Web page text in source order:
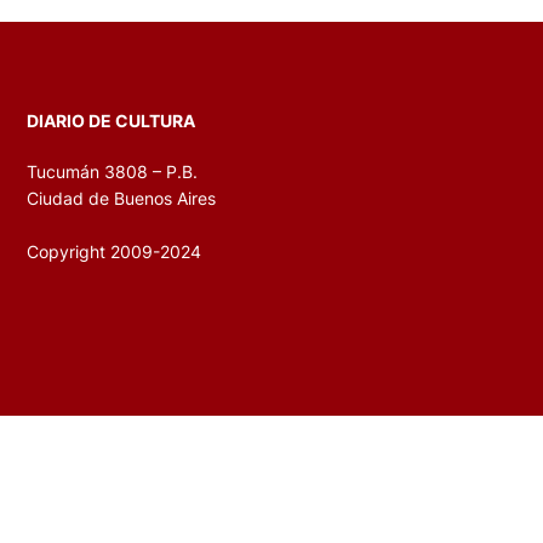
DIARIO DE CULTURA
Tucumán 3808 – P.B.
Ciudad de Buenos Aires
Copyright 2009-2024